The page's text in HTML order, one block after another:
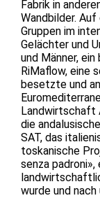
Fabrik in
Wandbilder.
Gruppen im
Gelächter und
und Männer,
RiMaflow, eine
besetzte und
Landwirtschaft
die
SAT, das
toskanische
senza padroni»,
wurde und